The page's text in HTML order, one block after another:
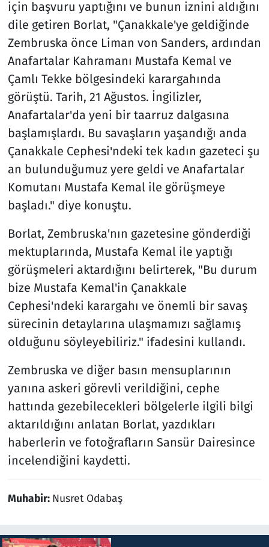
için başvuru yaptığını ve bunun iznini aldığını
dile getiren Borlat, "Çanakkale'ye geldiğinde
Zembruska önce Liman von Sanders, ardından
Anafartalar Kahramanı Mustafa Kemal ve
Çamlı Tekke bölgesindeki karargahında
görüştü. Tarih, 21 Ağustos. İngilizler,
Anafartalar'da yeni bir taarruz dalgasına
başlamışlardı. Bu savaşların yaşandığı anda
Çanakkale Cephesi'ndeki tek kadın gazeteci şu
an bulunduğumuz yere geldi ve Anafartalar
Komutanı Mustafa Kemal ile görüşmeye
başladı." diye konuştu.
Borlat, Zembruska'nın gazetesine gönderdiği
mektuplarında, Mustafa Kemal ile yaptığı
görüşmeleri aktardığını belirterek, "Bu durum
bize Mustafa Kemal'in Çanakkale
Cephesi'ndeki karargahı ve önemli bir savaş
sürecinin detaylarına ulaşmamızı sağlamış
olduğunu söyleyebiliriz." ifadesini kullandı.
Zembruska ve diğer basın mensuplarının
yanına askeri görevli verildiğini, cephe
hattında gezebilecekleri bölgelerle ilgili bilgi
aktarıldığını anlatan Borlat, yazdıkları
haberlerin ve fotoğrafların Sansür Dairesince
incelendiğini kaydetti.
Muhabir: Nusret Odabaş